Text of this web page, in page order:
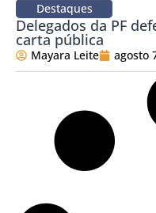
Destaques
Delegados da PF
carta pública
Mayara Leite agosto